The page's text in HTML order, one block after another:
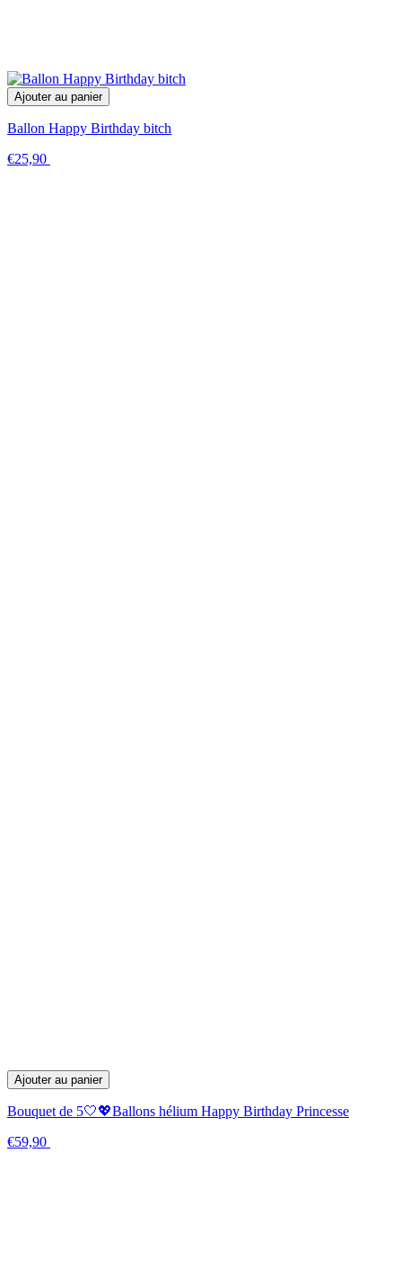
Ajouter au panier
Ballon Happy Birthday bitch
€25,90
Ajouter au panier
Bouquet de 5🤍💖Ballons hélium Happy Birthday Princesse
€59,90